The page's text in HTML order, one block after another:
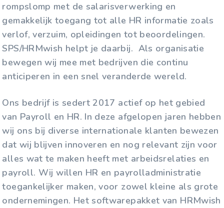
rompslomp met de salarisverwerking en
gemakkelijk toegang tot alle HR informatie zoals
verlof, verzuim, opleidingen tot beoordelingen.
SPS/HRMwish helpt je daarbij. Als organisatie
bewegen wij mee met bedrijven die continu
anticiperen in een snel veranderde wereld.
Ons bedrijf is sedert 2017 actief op het gebied
van Payroll en HR. In deze afgelopen jaren hebben
wij ons bij diverse internationale klanten bewezen
dat wij blijven innoveren en nog relevant zijn voor
alles wat te maken heeft met arbeidsrelaties en
payroll. Wij willen HR en payrolladministratie
toegankelijker maken, voor zowel kleine als grote
ondernemingen. Het softwarepakket van HRMwish